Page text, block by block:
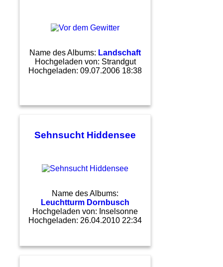
Name des Albums: Landschaft
Hochgeladen von: Strandgut
Hochgeladen: 09.07.2006 18:38
Sehnsucht Hiddensee
Name des Albums:
Leuchtturm Dornbusch
Hochgeladen von: Inselsonne
Hochgeladen: 26.04.2010 22:34